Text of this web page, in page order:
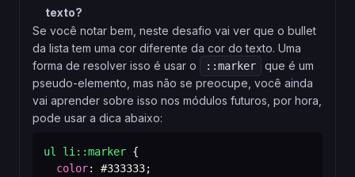
texto?
Se você notar bem, neste desafio vai ver que o bullet
da lista tem uma cor diferente da cor do texto. Uma
forma de resolver isso é usar o
::marker
que é um
pseudo-elemento, mas não se preocupe, você ainda
vai aprender sobre isso nos módulos futuros, por hora,
pode usar a dica abaixo:
ul li ::marker {
color: #333333;